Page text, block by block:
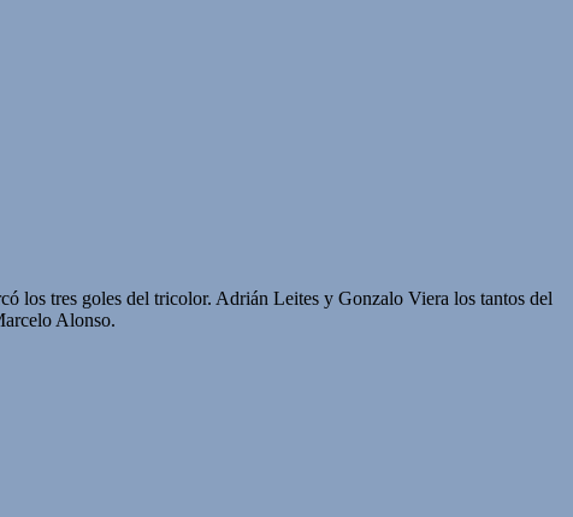
los tres goles del tricolor. Adrián Leites y Gonzalo Viera los tantos del
Alonso.